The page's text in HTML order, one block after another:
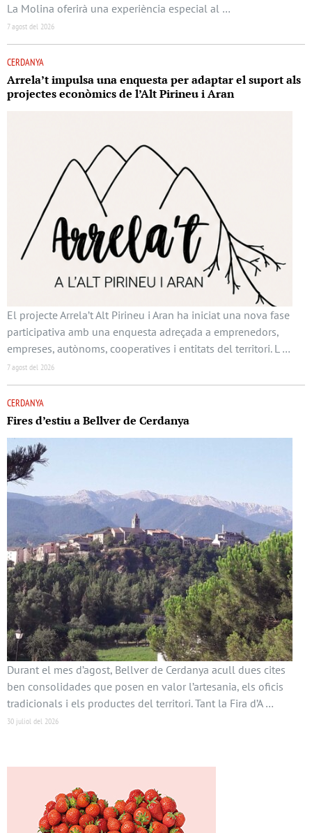
La Molina oferirà una experiència especial al …
7 agost del 2026
CERDANYA
Arrela’t impulsa una enquesta per adaptar el suport als
projectes econòmics de l’Alt Pirineu i Aran
El projecte Arrela’t Alt Pirineu i Aran ha iniciat una nova fase
participativa amb una enquesta adreçada a emprenedors,
empreses, autònoms, cooperatives i entitats del territori. L …
7 agost del 2026
CERDANYA
Fires d’estiu a Bellver de Cerdanya
Durant el mes d’agost, Bellver de Cerdanya acull dues cites
ben consolidades que posen en valor l’artesania, els oficis
tradicionals i els productes del territori. Tant la Fira d’A …
30 juliol del 2026